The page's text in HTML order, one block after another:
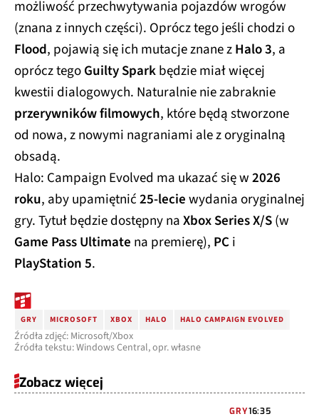
możliwość przechwytywania pojazdów wrogów
(znana z innych części). Oprócz tego jeśli chodzi o
Flood, pojawią się ich mutacje znane zHalo 3, a
oprócz tegoGuilty Sparkbędzie miał więcej
kwestii dialogowych. Naturalnie nie zabraknie
przerywników filmowych, które będą stworzone
od nowa, z nowymi nagraniami ale z oryginalną
obsadą.
Halo: Campaign Evolved ma ukazać się w2026
roku, aby upamiętnić25-leciewydania oryginalnej
gry. Tytuł będzie dostępny naXbox Series X/S(w
Game Pass Ultimate na premierę), PCi
PlayStation 5.
GRY MICROSOFT XBOX HALO HALO CAMPAIGN EVOLVED
Źródła zdjęć: Microsoft/Xbox
Źródła tekstu: Windows Central, opr. własne
Zobacz więcej
GRY16:35